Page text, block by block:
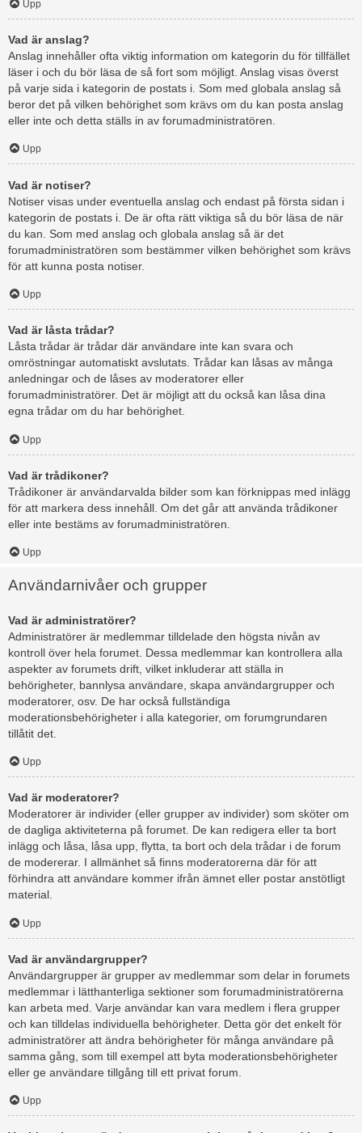
Upp
Vad är anslag?
Anslag innehåller ofta viktig information om kategorin du för tillfället
läser i och du bör läsa de så fort som möjligt. Anslag visas överst
på varje sida i kategorin de postats i. Som med globala anslag så
beror det på vilken behörighet som krävs om du kan posta anslag
eller inte och detta ställs in av forumadministratören.
Upp
Vad är notiser?
Notiser visas under eventuella anslag och endast på första sidan i
kategorin de postats i. De är ofta rätt viktiga så du bör läsa de när
du kan. Som med anslag och globala anslag så är det
forumadministratören som bestämmer vilken behörighet som krävs
för att kunna posta notiser.
Upp
Vad är låsta trådar?
Låsta trådar är trådar där användare inte kan svara och
omröstningar automatiskt avslutats. Trådar kan låsas av många
anledningar och de låses av moderatorer eller
forumadministratörer. Det är möjligt att du också kan låsa dina
egna trådar om du har behörighet.
Upp
Vad är trådikoner?
Trådikoner är användarvalda bilder som kan förknippas med inlägg
för att markera dess innehåll. Om det går att använda trådikoner
eller inte bestäms av forumadministratören.
Upp
Användarnivåer och grupper
Vad är administratörer?
Administratörer är medlemmar tilldelade den högsta nivån av
kontroll över hela forumet. Dessa medlemmar kan kontrollera alla
aspekter av forumets drift, vilket inkluderar att ställa in
behörigheter, bannlysa användare, skapa användargrupper och
moderatorer, osv. De har också fullständiga
moderationsbehörigheter i alla kategorier, om forumgrundaren
tillåtit det.
Upp
Vad är moderatorer?
Moderatorer är individer (eller grupper av individer) som sköter om
de dagliga aktiviteterna på forumet. De kan redigera eller ta bort
inlägg och låsa, låsa upp, flytta, ta bort och dela trådar i de forum
de modererar. I allmänhet så finns moderatorerna där för att
förhindra att användare kommer ifrån ämnet eller postar anstötligt
material.
Upp
Vad är användargrupper?
Användargrupper är grupper av medlemmar som delar in forumets
medlemmar i lätthanterliga sektioner som forumadministratörerna
kan arbeta med. Varje användar kan vara medlem i flera grupper
och kan tilldelas individuella behörigheter. Detta gör det enkelt för
administratörer att ändra behörigheter för många användare på
samma gång, som till exempel att byta moderationsbehörigheter
eller ge användare tillgång till ett privat forum.
Upp